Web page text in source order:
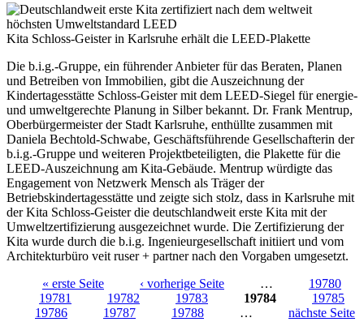
Kita Schloss-Geister in Karlsruhe erhält die LEED-Plakette
Die b.i.g.-Gruppe, ein führender Anbieter für das Beraten, Planen
und Betreiben von Immobilien, gibt die Auszeichnung der
Kindertagesstätte Schloss-Geister mit dem LEED-Siegel für energie-
und umweltgerechte Planung in Silber bekannt. Dr. Frank Mentrup,
Oberbürgermeister der Stadt Karlsruhe, enthüllte zusammen mit
Daniela Bechtold-Schwabe, Geschäftsführende Gesellschafterin der
b.i.g.-Gruppe und weiteren Projektbeteiligten, die Plakette für die
LEED-Auszeichnung am Kita-Gebäude. Mentrup würdigte das
Engagement von Netzwerk Mensch als Träger der
Betriebskindertagesstätte und zeigte sich stolz, dass in Karlsruhe mit
der Kita Schloss-Geister die deutschlandweit erste Kita mit der
Umweltzertifizierung ausgezeichnet wurde. Die Zertifizierung der
Kita wurde durch die b.i.g. Ingenieurgesellschaft initiiert und vom
Architekturbüro veit ruser + partner nach den Vorgaben umgesetzt.
Seiten
« erste Seite ‹ vorherige Seite …
19780
19781
19782 19783 19784
19785
19786
19787 19788 …
nächste Seite